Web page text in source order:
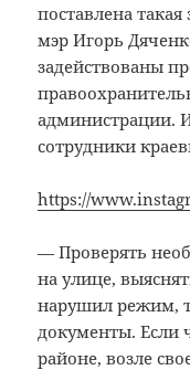
поставлена такая
мэр Игорь
задействованы
администрации.
сотрудники
https://
— Проверять
на улице,
нарушил режим,
документы. Если
районе, возле